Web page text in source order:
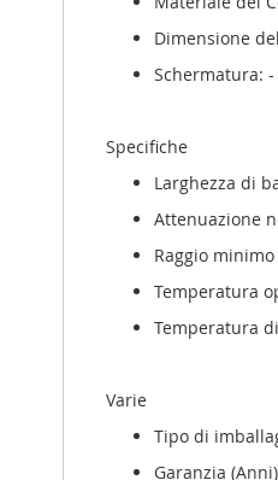
Dimensione
Schermatura: -
Specifiche
Larghezza di
Attenuazione
Raggio
Temperatura
Temperatura di
Varie
Tipo di
Garanzia